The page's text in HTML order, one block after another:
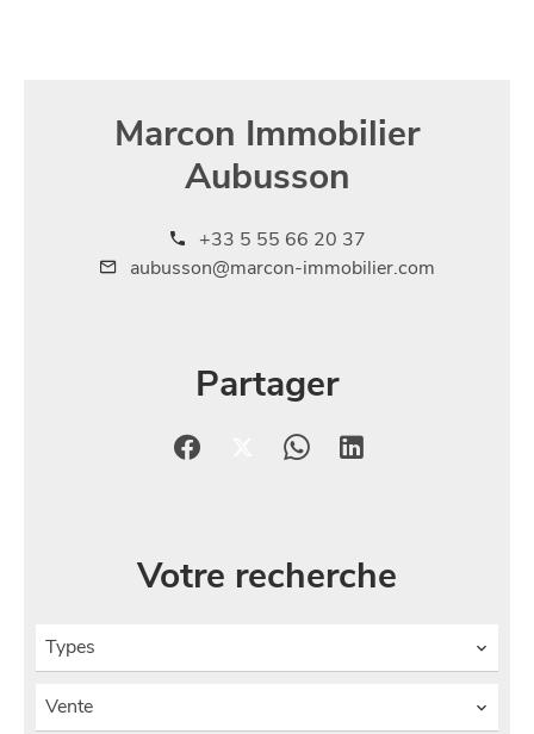
Marcon Immobilier
Aubusson
+33 5 55 66 20 37
aubusson@marcon-immobilier.com
Partager
Votre recherche
Types
Vente